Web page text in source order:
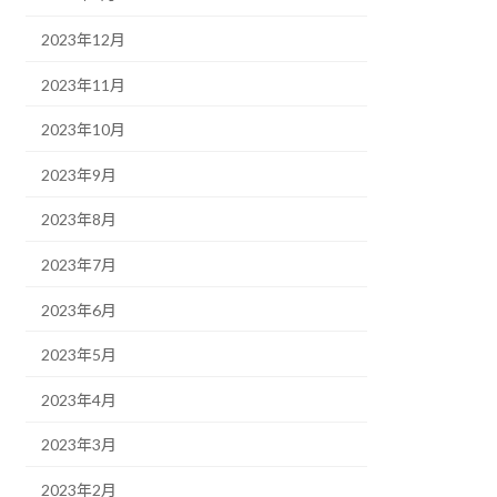
2023年12月
2023年11月
2023年10月
2023年9月
2023年8月
2023年7月
2023年6月
2023年5月
2023年4月
2023年3月
2023年2月